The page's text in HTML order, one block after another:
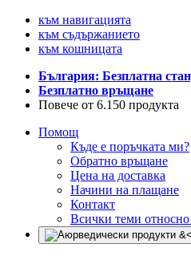
към навигацията
към съдържанието
към кошницата
България: Безплатна
Безплатно връщане
Повече от 6.150 продукта
Помощ
Къде е поръчката ми?
Обратно връщане
Цена на доставка
Начини на плащане
Контакт
Всички теми